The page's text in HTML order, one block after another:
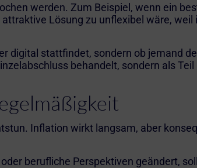
werden. Zum Beispiel, wenn ein
Lösung zu unflexibel wäre, weil
digital stattfindet, sondern ob jemand
behandelt, sondern als
Inflation wirkt langsam, aber
berufliche Perspektiven geändert,